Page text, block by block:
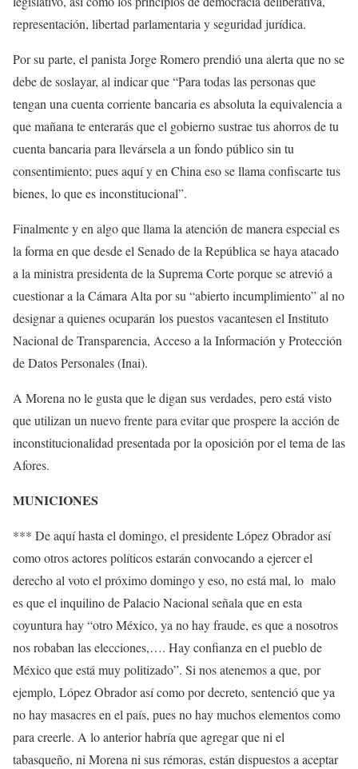
representación, libertad parlamentaria y seguridad jurídica.
Por su parte, el panista Jorge Romero prendió una alerta que no se
debe de soslayar, al indicar que “Para todas las personas que
tengan una cuenta corriente bancaria es absoluta la equivalencia a
que mañana te enterarás que el gobierno sustrae tus ahorros de tu
cuenta bancaria para llevársela a un fondo público sin tu
consentimiento; pues aquí y en China eso se llama confiscarte tus
bienes, lo que es inconstitucional”.
Finalmente y en algo que llama la atención de manera especial es
la forma en que desde el Senado de la República se haya atacado
a la ministra presidenta de la Suprema Corte porque se atrevió a
cuestionar a la Cámara Alta por su “abierto incumplimiento” al no
designar a quienes ocuparán los puestos vacantesen el Instituto
Nacional de Transparencia, Acceso a la Información y Protección
de Datos Personales (Inai).
A Morena no le gusta que le digan sus verdades, pero está visto
que utilizan un nuevo frente para evitar que prospere la acción de
inconstitucionalidad presentada por la oposición por el tema de las
Afores.
MUNICIONES
*** De aquí hasta el domingo, el presidente López Obrador así
como otros actores políticos estarán convocando a ejercer el
derecho al voto el próximo domingo y eso, no está mal, lo malo
es que el inquilino de Palacio Nacional señala que en esta
coyuntura hay “otro México, ya no hay fraude, es que a nosotros
nos robaban las elecciones,…. Hay confianza en el pueblo de
México que está muy politizado”. Si nos atenemos a que, por
ejemplo, López Obrador así como por decreto, sentenció que ya
no hay masacres en el país, pues no hay muchos elementos como
para creerle. A lo anterior habría que agregar que ni el
tabasqueño, ni Morena ni sus rémoras, están dispuestos a aceptar